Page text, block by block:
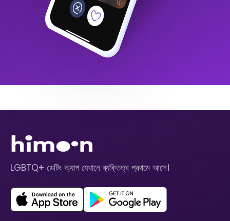
LGBTQ+ ডেটিং অ্যাপ যেখানে ব্যক্তিত্ব প্রথমে আসে।